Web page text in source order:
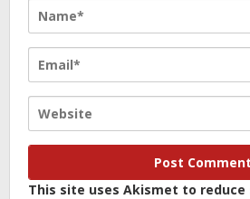
This site uses Akismet to reduce